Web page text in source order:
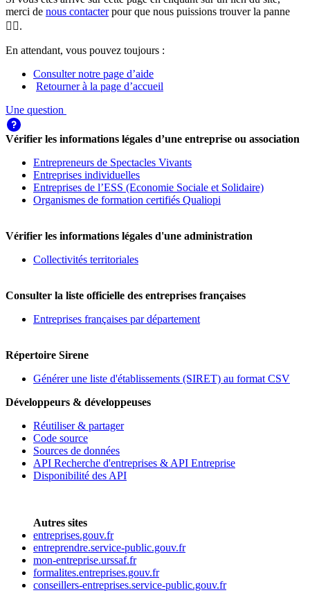
merci de nous contacterpour que nous puissions trouver la panne
🕵️‍♀️.
En attendant, vous pouvez toujours :
Consulter notre page d’aide
Retourner à la page d’accueil
Une question
Vérifier les informations légales d’une entreprise ou association
Entrepreneurs de Spectacles Vivants
Entreprises individuelles
Entreprises de l’ESS (Economie Sociale et Solidaire)
Organismes de formation certifiés Qualiopi
Vérifier les informations légales d'une administration
Collectivités territoriales
Consulter la liste officielle des entreprises françaises
Entreprises françaises par département
Répertoire Sirene
Générer une liste d'établissements (SIRET) au format CSV
Développeurs & développeuses
Réutiliser & partager
Code source
Sources de données
API Recherche d'entreprises & API Entreprise
Disponibilité des API
Autres sites
entreprises.gouv.fr
entreprendre.service-public.gouv.fr
mon-entreprise.urssaf.fr
formalites.entreprises.gouv.fr
conseillers-entreprises.service-public.gouv.fr